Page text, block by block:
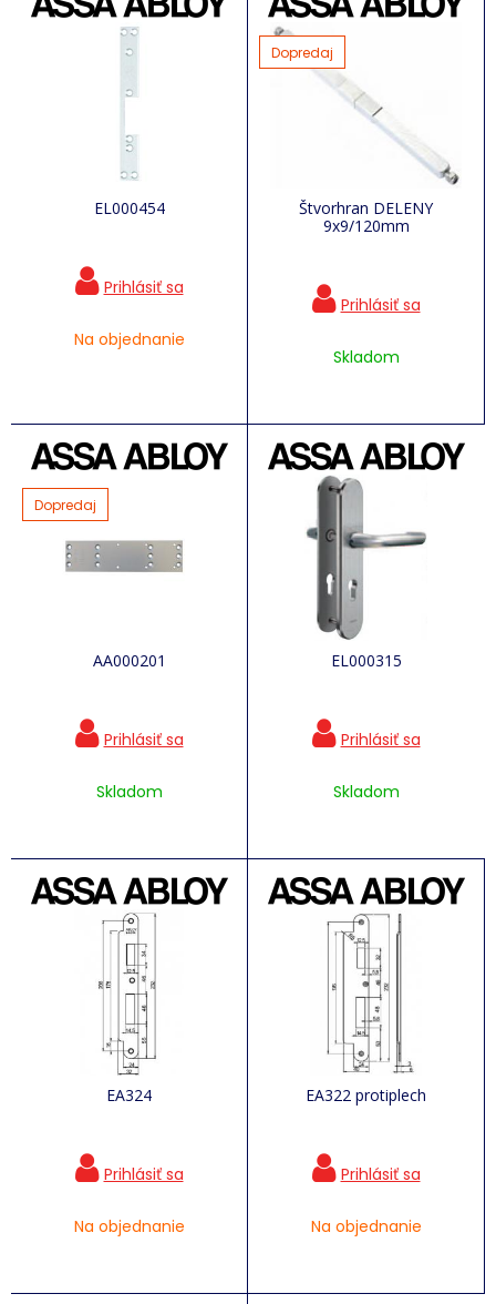
EL000454
Na objednanie
Štvorhran DELENY
9x9/120mm
Dopredaj
Skladom
AA000201
Dopredaj
Skladom
EL000315
Skladom
EA324
Na objednanie
EA322 protiplech
Na objednanie